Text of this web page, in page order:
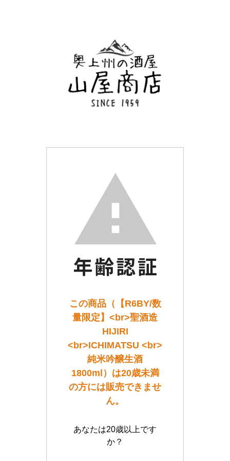
この商品（【R6BY/数
量限定】<br>聖酒造
HIJIRI
<br>ICHIMATSU <br>
純米吟醸生酒
1800ml）は20歳未満
の方には販売できませ
ん。
あなたは20歳以上です
か？